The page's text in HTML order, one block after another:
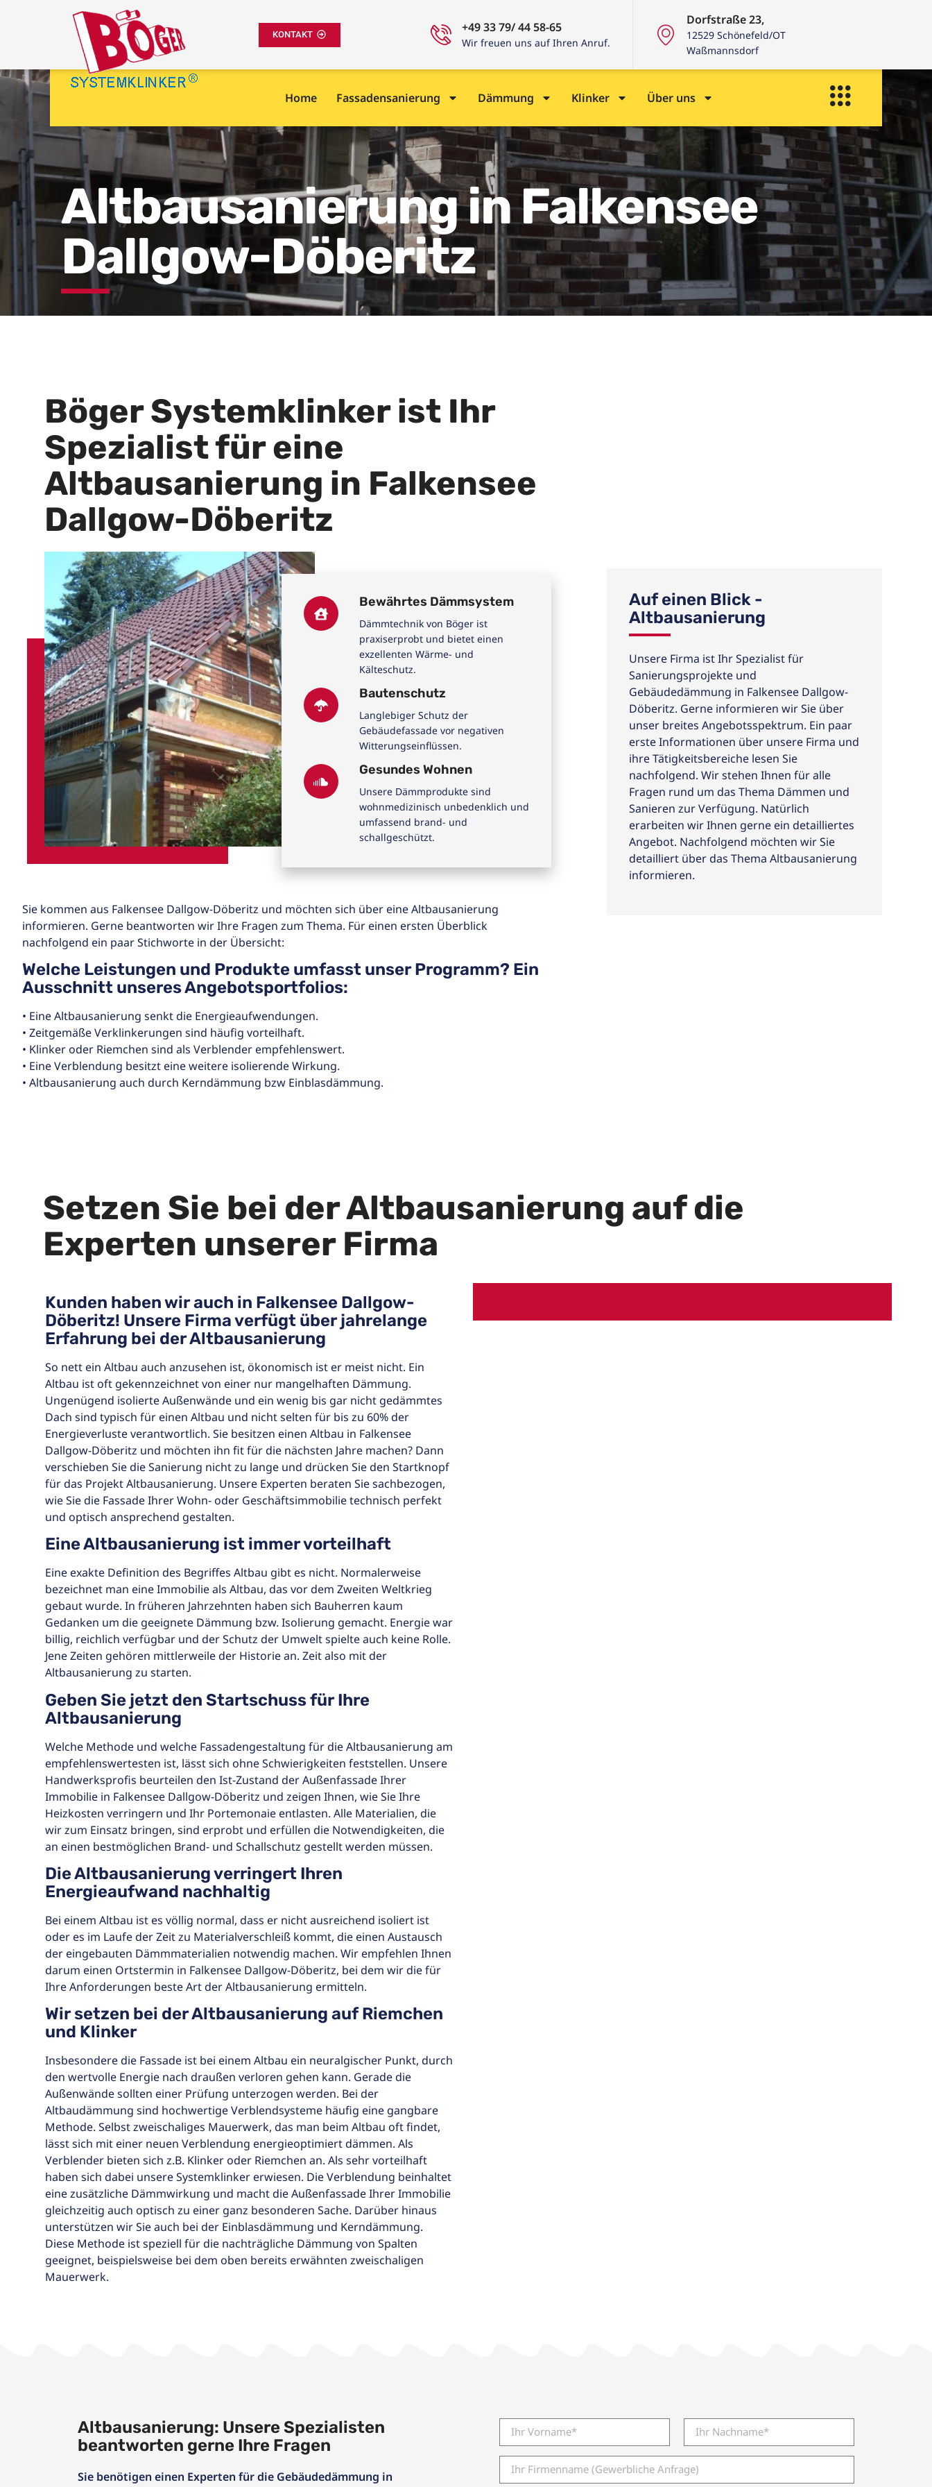
KONTAKT +49 33 79/ 44 58-65
Wir freuen uns auf Ihren Anruf.
Dorfstraße 23,
12529 Schönefeld/OT
Waßmannsdorf
Home Fassadensanierung Dämmung Klinker Über uns
Altbausanierung in Falkensee
Dallgow-Döberitz
Böger Systemklinker ist Ihr
Spezialist für eine
Altbausanierung in Falkensee
Dallgow-Döberitz
Bewährtes Dämmsystem
Dämmtechnik von Böger ist
praxiserprobt und bietet einen
exzellenten Wärme- und
Kälteschutz.
Bautenschutz
Langlebiger Schutz der
Gebäudefassade vor negativen
Witterungseinflüssen.
Gesundes Wohnen
Unsere Dämmprodukte sind
wohnmedizinisch unbedenklich und
umfassend brand- und
schallgeschützt.
Sie kommen aus Falkensee Dallgow-Döberitz und möchten sich über eine Altbausanierung
informieren. Gerne beantworten wir Ihre Fragen zum Thema. Für einen ersten Überblick
nachfolgend ein paar Stichworte in der Übersicht:
Welche Leistungen und Produkte umfasst unser Programm? Ein
Ausschnitt unseres Angebotsportfolios:
• Eine Altbausanierung senkt die Energieaufwendungen.
• Zeitgemäße Verklinkerungen sind häufig vorteilhaft.
• Klinker oder Riemchen sind als Verblender empfehlenswert.
• Eine Verblendung besitzt eine weitere isolierende Wirkung.
• Altbausanierung auch durch Kerndämmung bzw Einblasdämmung.
Auf einen Blick -
Altbausanierung
Unsere Firma ist Ihr Spezialist für
Sanierungsprojekte und
Gebäudedämmung in Falkensee Dallgow-
Döberitz. Gerne informieren wir Sie über
unser breites Angebotsspektrum. Ein paar
erste Informationen über unsere Firma und
ihre Tätigkeitsbereiche lesen Sie
nachfolgend. Wir stehen Ihnen für alle
Fragen rund um das Thema Dämmen und
Sanieren zur Verfügung. Natürlich
erarbeiten wir Ihnen gerne ein detailliertes
Angebot. Nachfolgend möchten wir Sie
detailliert über das Thema Altbausanierung
informieren.
Setzen Sie bei der Altbausanierung auf die
Experten unserer Firma
Kunden haben wir auch in Falkensee Dallgow-
Döberitz! Unsere Firma verfügt über jahrelange
Erfahrung bei der Altbausanierung
So nett ein Altbau auch anzusehen ist, ökonomisch ist er meist nicht. Ein
Altbau ist oft gekennzeichnet von einer nur mangelhaften Dämmung.
Ungenügend isolierte Außenwände und ein wenig bis gar nicht gedämmtes
Dach sind typisch für einen Altbau und nicht selten für bis zu 60% der
Energieverluste verantwortlich. Sie besitzen einen Altbau in Falkensee
Dallgow-Döberitz und möchten ihn fit für die nächsten Jahre machen? Dann
verschieben Sie die Sanierung nicht zu lange und drücken Sie den Startknopf
für das Projekt Altbausanierung. Unsere Experten beraten Sie sachbezogen,
wie Sie die Fassade Ihrer Wohn- oder Geschäftsimmobilie technisch perfekt
und optisch ansprechend gestalten.
Eine Altbausanierung ist immer vorteilhaft
Eine exakte Definition des Begriffes Altbau gibt es nicht. Normalerweise
bezeichnet man eine Immobilie als Altbau, das vor dem Zweiten Weltkrieg
gebaut wurde. In früheren Jahrzehnten haben sich Bauherren kaum
Gedanken um die geeignete Dämmung bzw. Isolierung gemacht. Energie war
billig, reichlich verfügbar und der Schutz der Umwelt spielte auch keine Rolle.
Jene Zeiten gehören mittlerweile der Historie an. Zeit also mit der
Altbausanierung zu starten.
Geben Sie jetzt den Startschuss für Ihre
Altbausanierung
Welche Methode und welche Fassadengestaltung für die Altbausanierung am
empfehlenswertesten ist, lässt sich ohne Schwierigkeiten feststellen. Unsere
Handwerksprofis beurteilen den Ist-Zustand der Außenfassade Ihrer
Immobilie in Falkensee Dallgow-Döberitz und zeigen Ihnen, wie Sie Ihre
Heizkosten verringern und Ihr Portemonaie entlasten. Alle Materialien, die
wir zum Einsatz bringen, sind erprobt und erfüllen die Notwendigkeiten, die
an einen bestmöglichen Brand- und Schallschutz gestellt werden müssen.
Die Altbausanierung verringert Ihren
Energieaufwand nachhaltig
Bei einem Altbau ist es völlig normal, dass er nicht ausreichend isoliert ist
oder es im Laufe der Zeit zu Materialverschleiß kommt, die einen Austausch
der eingebauten Dämmmaterialien notwendig machen. Wir empfehlen Ihnen
darum einen Ortstermin in Falkensee Dallgow-Döberitz, bei dem wir die für
Ihre Anforderungen beste Art der Altbausanierung ermitteln.
Wir setzen bei der Altbausanierung auf Riemchen
und Klinker
Insbesondere die Fassade ist bei einem Altbau ein neuralgischer Punkt, durch
den wertvolle Energie nach draußen verloren gehen kann. Gerade die
Außenwände sollten einer Prüfung unterzogen werden. Bei der
Altbaudämmung sind hochwertige Verblendsysteme häufig eine gangbare
Methode. Selbst zweischaliges Mauerwerk, das man beim Altbau oft findet,
lässt sich mit einer neuen Verblendung energieoptimiert dämmen. Als
Verblender bieten sich z.B. Klinker oder Riemchen an. Als sehr vorteilhaft
haben sich dabei unsere Systemklinker erwiesen. Die Verblendung beinhaltet
eine zusätzliche Dämmwirkung und macht die Außenfassade Ihrer Immobilie
gleichzeitig auch optisch zu einer ganz besonderen Sache. Darüber hinaus
unterstützen wir Sie auch bei der Einblasdämmung und Kerndämmung.
Diese Methode ist speziell für die nachträgliche Dämmung von Spalten
geeignet, beispielsweise bei dem oben bereits erwähnten zweischaligen
Mauerwerk.
Altbausanierung: Unsere Spezialisten
beantworten gerne Ihre Fragen
Sie benötigen einen Experten für die Gebäudedämmung in